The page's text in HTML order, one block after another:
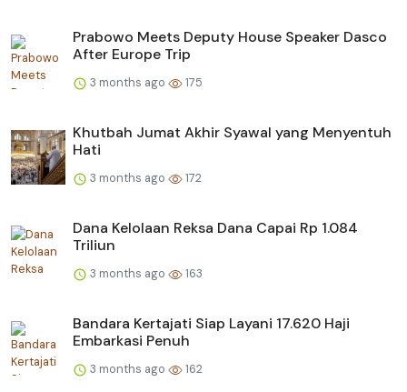
Prabowo Meets Deputy House Speaker Dasco
After Europe Trip
3 months ago 175
Khutbah Jumat Akhir Syawal yang Menyentuh
Hati
3 months ago 172
Dana Kelolaan Reksa Dana Capai Rp 1.084
Triliun
3 months ago 163
Bandara Kertajati Siap Layani 17.620 Haji
Embarkasi Penuh
3 months ago 162